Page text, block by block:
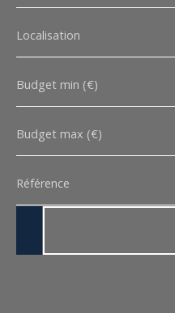
Localisation
Budget min (€)
Budget max (€)
Référence